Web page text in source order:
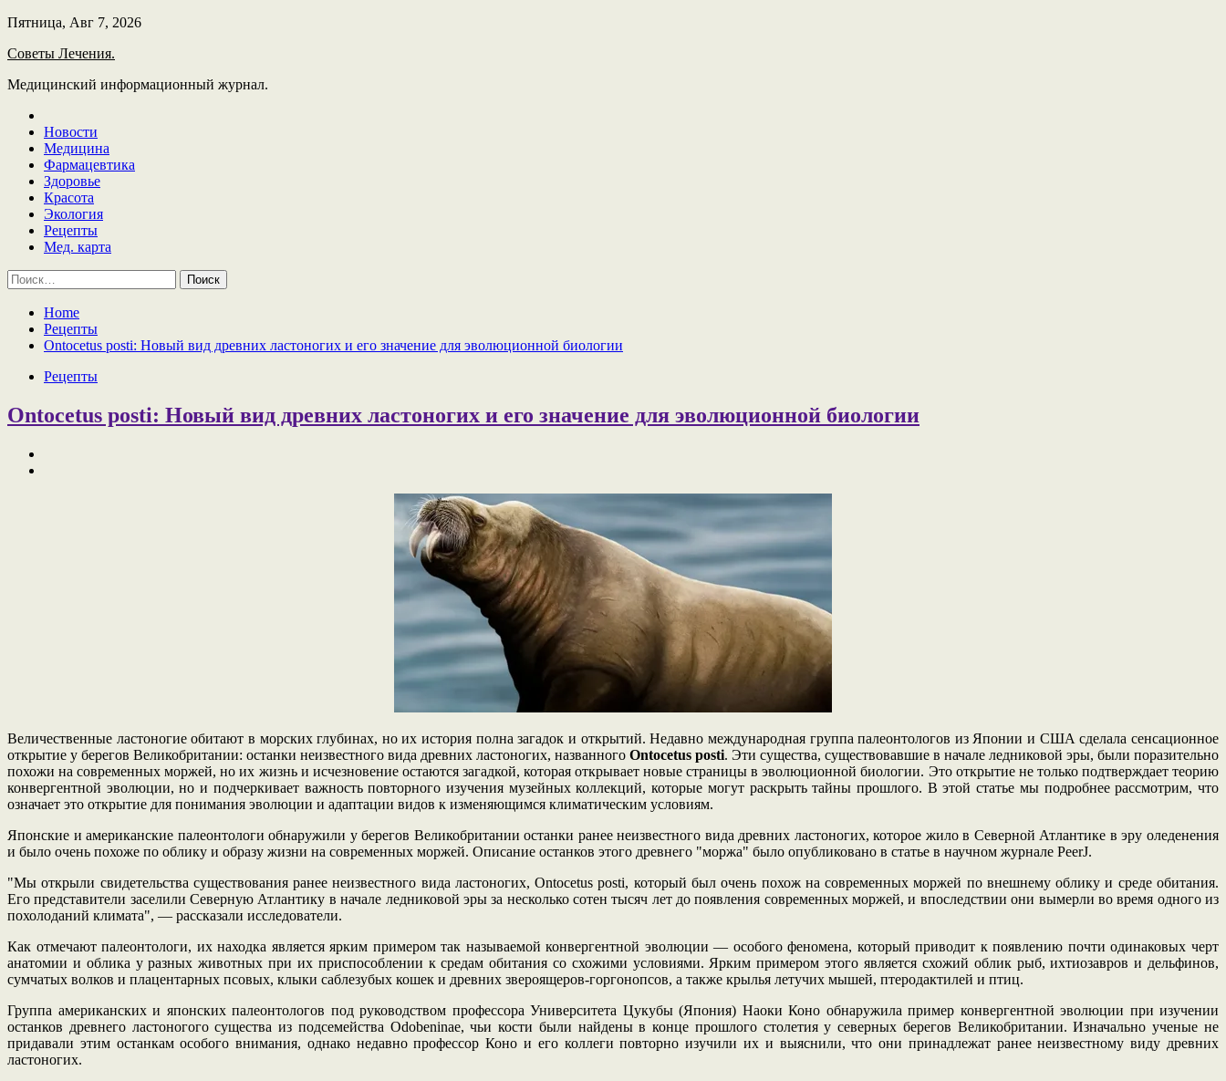
Skip
content
Пятница, Авг 7, 2026
Советы Лечения.
Медицинский информационный журнал.
Новости
Медицина
Фармацевтика
Здоровье
Красота
Экология
Рецепты
Мед. карта
Найти:
Home
Рецепты
Ontocetus posti: Новый вид древних ластоногих и его значение для эволюционной биологии
Рецепты
Ontocetus posti: Новый вид древних ластоногих и его значение для эволюционной биологии
Величественные ластоногие обитают в морских глубинах, но их история полна загадок и открытий. Недавно международная группа палеонтологов из Японии и США сделала сенсационное
открытие у берегов Великобритании: останки неизвестного вида древних ластоногих, названного Ontocetus posti. Эти существа, существовавшие в начале ледниковой эры, были поразительно
похожи на современных моржей, но их жизнь и исчезновение остаются загадкой, которая открывает новые страницы в эволюционной биологии. Это открытие не только подтверждает теорию
конвергентной эволюции, но и подчеркивает важность повторного изучения музейных коллекций, которые могут раскрыть тайны прошлого. В этой статье мы подробнее рассмотрим, что
означает это открытие для понимания эволюции и адаптации видов к изменяющимся климатическим условиям.
Японские и американские палеонтологи обнаружили у берегов Великобритании останки ранее неизвестного вида древних ластоногих, которое жило в Северной Атлантике в эру оледенения
и было очень похоже по облику и образу жизни на современных моржей. Описание останков этого древнего "моржа" было опубликовано в статье в научном журнале PeerJ.
"Мы открыли свидетельства существования ранее неизвестного вида ластоногих, Ontocetus posti, который был очень похож на современных моржей по внешнему облику и среде обитания.
Его представители заселили Северную Атлантику в начале ледниковой эры за несколько сотен тысяч лет до появления современных моржей, и впоследствии они вымерли во время одного из
похолоданий климата", — рассказали исследователи.
Как отмечают палеонтологи, их находка является ярким примером так называемой конвергентной эволюции — особого феномена, который приводит к появлению почти одинаковых черт
анатомии и облика у разных животных при их приспособлении к средам обитания со схожими условиями. Ярким примером этого является схожий облик рыб, ихтиозавров и дельфинов,
сумчатых волков и плацентарных псовых, клыки саблезубых кошек и древних звероящеров-горгонопсов, а также крылья летучих мышей, птеродактилей и птиц.
Группа американских и японских палеонтологов под руководством профессора Университета Цукубы (Япония) Наоки Коно обнаружила пример конвергентной эволюции при изучении
останков древнего ластоногого существа из подсемейства Odobeninae, чьи кости были найдены в конце прошлого столетия у северных берегов Великобритании. Изначально ученые не
придавали этим останкам особого внимания, однако недавно профессор Коно и его коллеги повторно изучили их и выяснили, что они принадлежат ранее неизвестному виду древних
ластоногих.